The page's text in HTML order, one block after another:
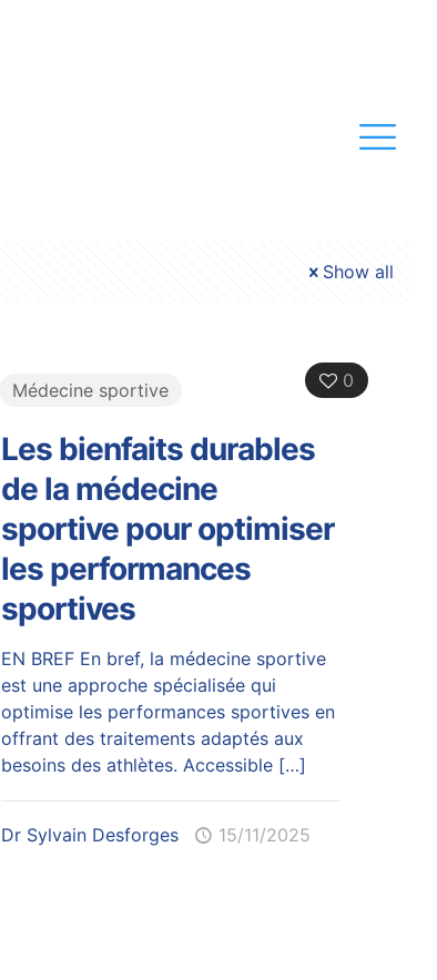
Show all
0
Médecine sportive
Les bienfaits durables
de la médecine
sportive pour optimiser
les performances
sportives
EN BREF En bref, la médecine sportive
est une approche spécialisée qui
optimise les performances sportives en
offrant des traitements adaptés aux
besoins des athlètes. Accessible[…]
Dr Sylvain Desforges 15/11/2025